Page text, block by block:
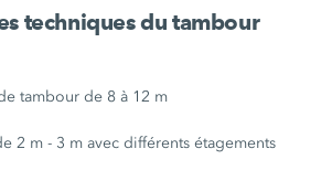
techniques du tambour
tambour de 8 à 12 m
2 m - 3 m avec différents étagements